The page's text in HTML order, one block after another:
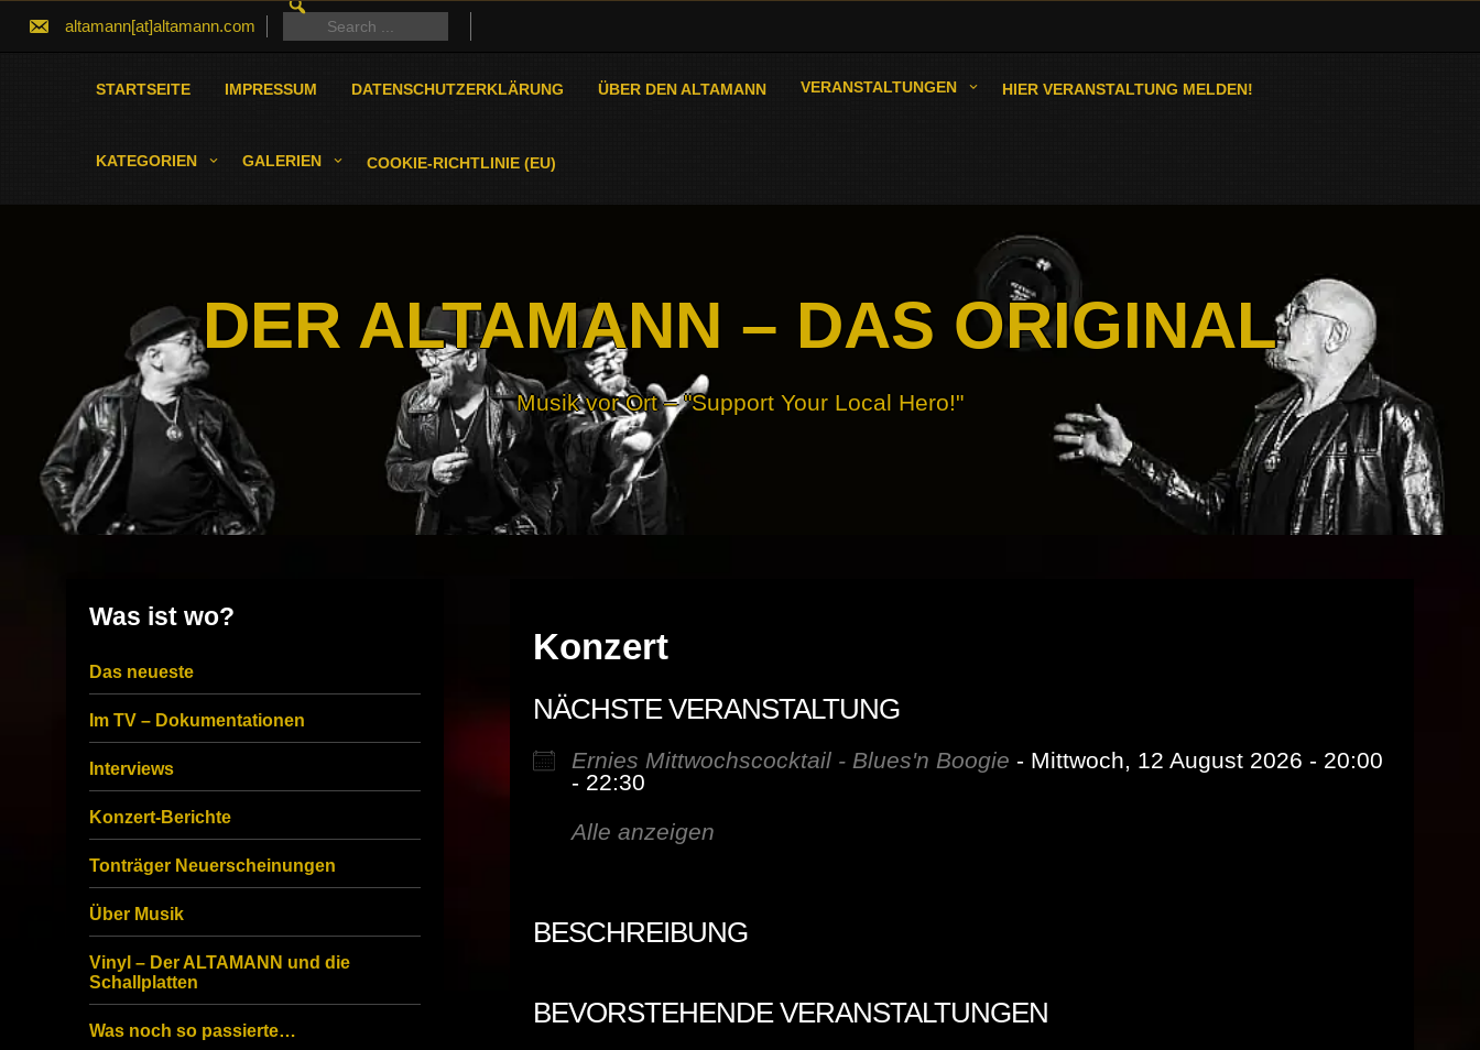
altamann[at]altamann.com
FOR:
Search
for:
STARTSEITE IMPRESSUM DATENSCHUTZERKLÄRUNG ÜBER DEN ALTAMANN VERANSTALTUNGEN HIER VERANSTALTUNG MELDEN!
KATEGORIEN GALERIEN COOKIE-RICHTLINIE (EU)
DER ALTAMANN – DAS ORIGINAL
Musik vor Ort – "Support Your Local Hero!"
Konzert
NÄCHSTE VERANSTALTUNG
Ernies Mittwochscocktail - Blues'n Boogie - Mittwoch, 12 August 2026 - 20:00
- 22:30
Alle anzeigen
BESCHREIBUNG
BEVORSTEHENDE VERANSTALTUNGEN
Was ist wo?
Das neueste
Im TV – Dokumentationen
Interviews
Konzert-Berichte
Tonträger Neuerscheinungen
Über Musik
Vinyl – Der ALTAMANN und die
Schallplatten
Was noch so passierte…